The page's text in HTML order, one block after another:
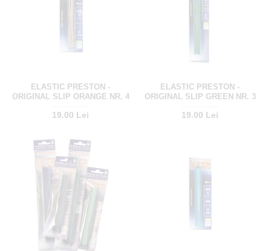
ELASTIC PRESTON -
ORIGINAL SLIP ORANGE NR. 4
19.00 Lei
ELASTIC PRESTON -
ORIGINAL SLIP GREEN NR. 3
19.00 Lei